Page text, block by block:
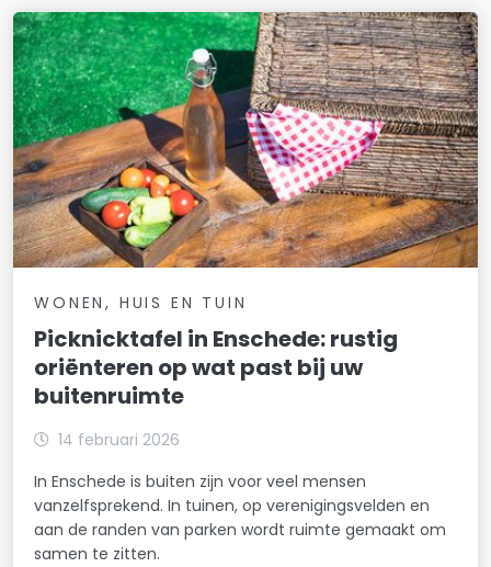
WONEN, HUIS EN TUIN
Picknicktafel in Enschede: rustig
oriënteren op wat past bij uw
buitenruimte
14 februari 2026
In Enschede is buiten zijn voor veel mensen
vanzelfsprekend. In tuinen, op verenigingsvelden en
aan de randen van parken wordt ruimte gemaakt om
samen te zitten.